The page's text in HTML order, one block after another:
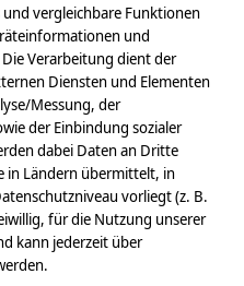
vergleichbare Funktionen
und
Verarbeitung dient der
Diensten und Elementen
Messung, der
der Einbindung sozialer
dabei Daten an Dritte
in Ländern übermittelt, in
vorliegt (z. B.
für die Nutzung unserer
kann jederzeit über